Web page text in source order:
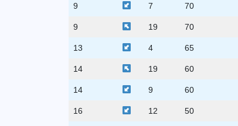
9 7 70
9 19 70
13 4 65
14 19 60
14 9 60
16 12 50